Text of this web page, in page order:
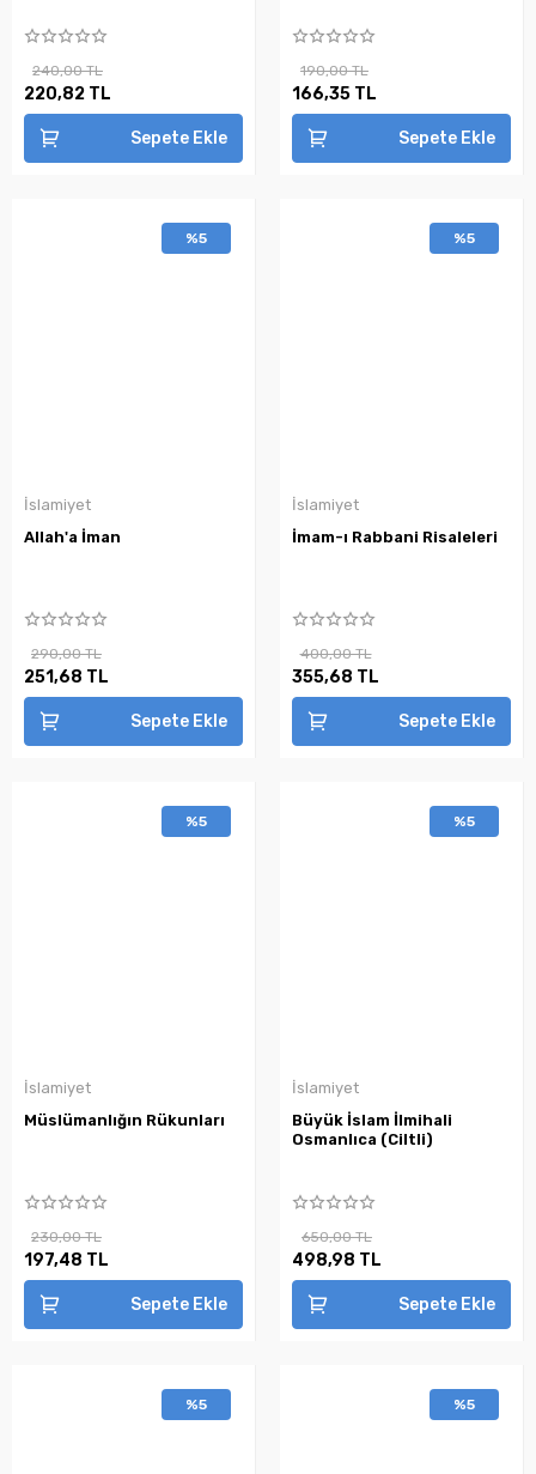
240,00 TL
220,82 TL
Sepete Ekle
190,00 TL
166,35 TL
Sepete Ekle
%5
İslamiyet
Allah'a İman
290,00 TL
251,68 TL
Sepete Ekle
%5
İslamiyet
İmam-ı Rabbani Risaleleri
400,00 TL
355,68 TL
Sepete Ekle
%5
İslamiyet
Müslümanlığın Rükunları
230,00 TL
197,48 TL
Sepete Ekle
%5
İslamiyet
Büyük İslam İlmihali
Osmanlıca (Ciltli)
650,00 TL
498,98 TL
Sepete Ekle
%5 %5